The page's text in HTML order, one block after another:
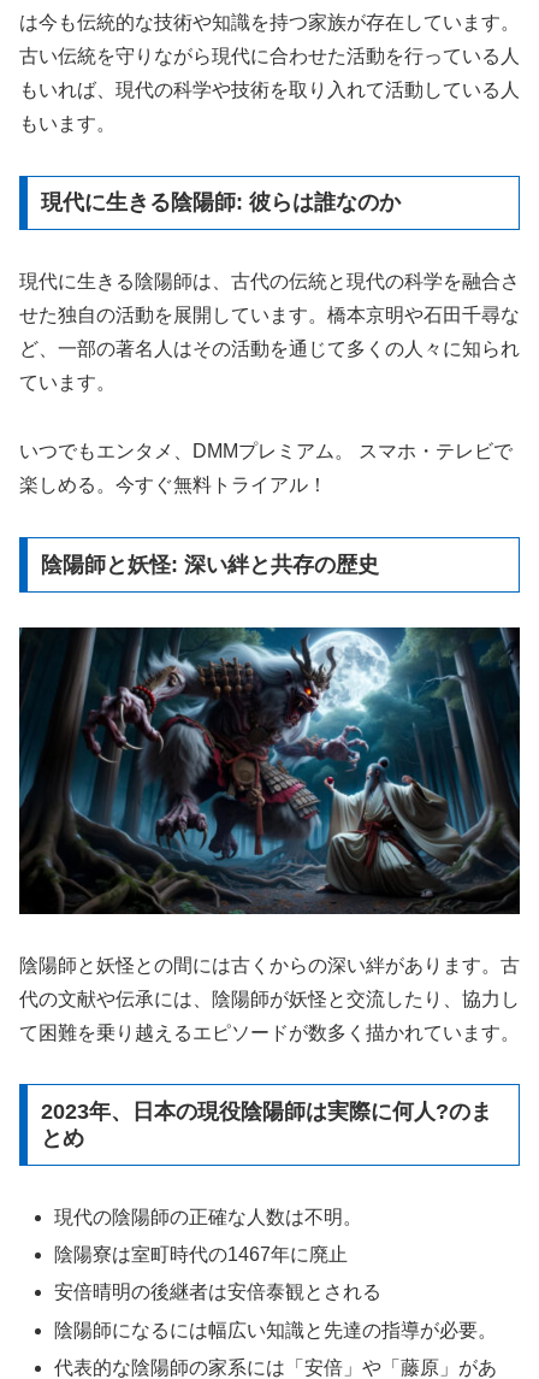
は今も伝統的な技術や知識を持つ家族が存在しています。
古い伝統を守りながら現代に合わせた活動を行っている人
もいれば、現代の科学や技術を取り入れて活動している人
もいます。
現代に生きる陰陽師: 彼らは誰なのか
現代に生きる陰陽師は、古代の伝統と現代の科学を融合さ
せた独自の活動を展開しています。橋本京明や石田千尋な
ど、一部の著名人はその活動を通じて多くの人々に知られ
ています。
いつでもエンタメ、DMMプレミアム。 スマホ・テレビで
楽しめる。今すぐ無料トライアル！
陰陽師と妖怪: 深い絆と共存の歴史
陰陽師と妖怪との間には古くからの深い絆があります。古
代の文献や伝承には、陰陽師が妖怪と交流したり、協力し
て困難を乗り越えるエピソードが数多く描かれています。
2023年、日本の現役陰陽師は実際に何人?のま
とめ
現代の陰陽師の正確な人数は不明。
陰陽寮は室町時代の1467年に廃止
安倍晴明の後継者は安倍泰観とされる
陰陽師になるには幅広い知識と先達の指導が必要。
代表的な陰陽師の家系には「安倍」や「藤原」があ